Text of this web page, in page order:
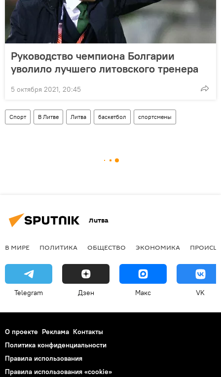
Руководство чемпиона Болгарии
уволило лучшего литовского тренера
5 октября 2021, 20:45
Спорт В Литве Литва баскетбол спортсмены
Литва
В МИРЕ ПОЛИТИКА ОБЩЕСТВО ЭКОНОМИКА
Telegram Дзен Макс VK
О проекте Реклама Контакты
Политика конфиденциальности
Правила использования
Правила использования «cookie»